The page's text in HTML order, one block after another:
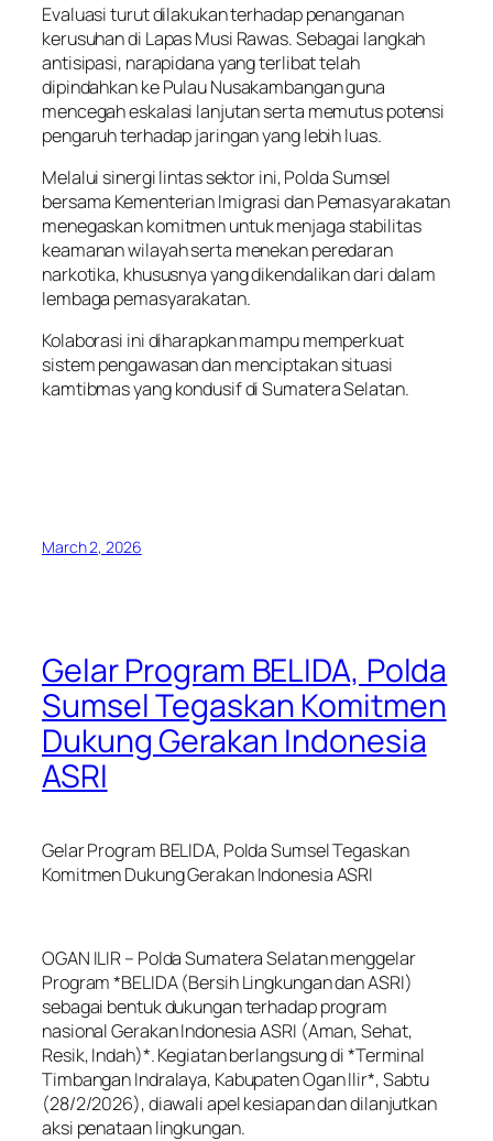
Evaluasi turut dilakukan terhadap penanganan
kerusuhan di Lapas Musi Rawas. Sebagai langkah
antisipasi, narapidana yang terlibat telah
dipindahkan ke Pulau Nusakambangan guna
mencegah eskalasi lanjutan serta memutus potensi
pengaruh terhadap jaringan yang lebih luas.
Melalui sinergi lintas sektor ini, Polda Sumsel
bersama Kementerian Imigrasi dan Pemasyarakatan
menegaskan komitmen untuk menjaga stabilitas
keamanan wilayah serta menekan peredaran
narkotika, khususnya yang dikendalikan dari dalam
lembaga pemasyarakatan.
Kolaborasi ini diharapkan mampu memperkuat
sistem pengawasan dan menciptakan situasi
kamtibmas yang kondusif di Sumatera Selatan.
March 2, 2026
Gelar Program BELIDA, Polda
Sumsel Tegaskan Komitmen
Dukung Gerakan Indonesia
ASRI
Gelar Program BELIDA, Polda Sumsel Tegaskan
Komitmen Dukung Gerakan Indonesia ASRI
OGAN ILIR – Polda Sumatera Selatan menggelar
Program *BELIDA (Bersih Lingkungan dan ASRI)
sebagai bentuk dukungan terhadap program
nasional Gerakan Indonesia ASRI (Aman, Sehat,
Resik, Indah)*. Kegiatan berlangsung di *Terminal
Timbangan Indralaya, Kabupaten Ogan Ilir*, Sabtu
(28/2/2026), diawali apel kesiapan dan dilanjutkan
aksi penataan lingkungan.